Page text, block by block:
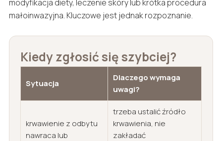
modyfikacja diety, leczenie skóry lub krótka procedura
małoinwazyjna. Kluczowe jest jednak rozpoznanie.
Kiedy zgłosić się szybciej?
Sytuacja
Dlaczego wymaga
uwagi?
krwawienie z odbytu
nawraca lub
trzeba ustalić źródło
krwawienia, nie
zakładać